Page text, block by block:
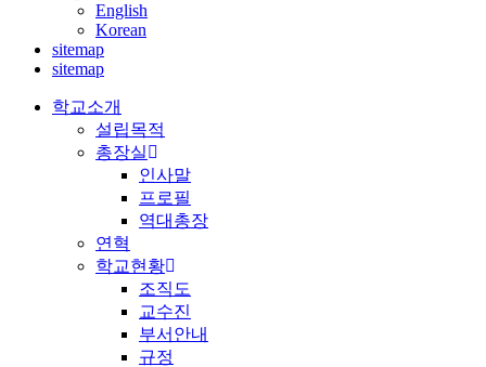
English
Korean
sitemap
sitemap
학교소개
설립목적
총장실
인사말
프로필
역대총장
연혁
학교현황
조직도
교수진
부서안내
규정